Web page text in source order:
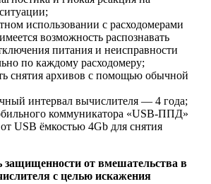
использовании с расходомерами
возможность распознавать
питания и неисправности
по каждому расходомеру;
снятия архивов с помощью обычной
интервал вычислителя — 4 года;
коммуникатора «USB-ППД»
USB ёмкостью 4Gb для снятия
защищенности от вмешательства в
с целью искажения